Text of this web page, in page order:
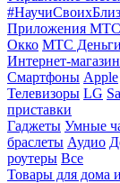
Приложения МТС
Окко МТС Деньги
Интернет-магазин
Смартфоны Apple
Телевизоры LG
приставки
Гаджеты Умные
браслеты Аудио
роутеры Все
Товары для дома